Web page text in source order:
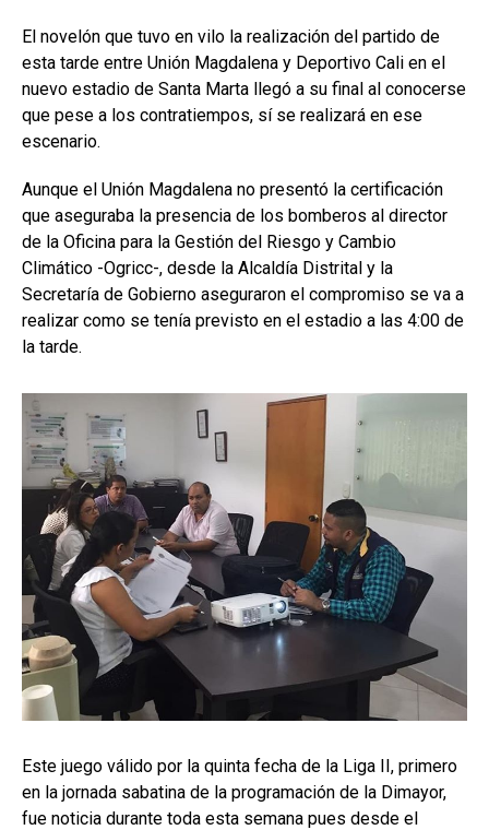
El novelón que tuvo en vilo la realización del partido de
esta tarde entre Unión Magdalena y Deportivo Cali en el
nuevo estadio de Santa Marta llegó a su final al conocerse
que pese a los contratiempos, sí se realizará en ese
escenario.
Aunque el Unión Magdalena no presentó la certificación
que aseguraba la presencia de los bomberos al director
de la Oficina para la Gestión del Riesgo y Cambio
Climático -Ogricc-, desde la Alcaldía Distrital y la
Secretaría de Gobierno aseguraron el compromiso se va a
realizar como se tenía previsto en el estadio a las 4:00 de
la tarde.
Este juego válido por la quinta fecha de la Liga II, primero
en la jornada sabatina de la programación de la Dimayor,
fue noticia durante toda esta semana pues desde el